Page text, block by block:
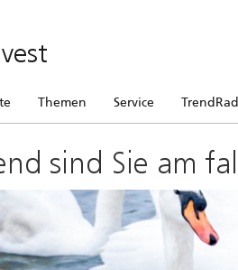
Themen Service
sind Sie am